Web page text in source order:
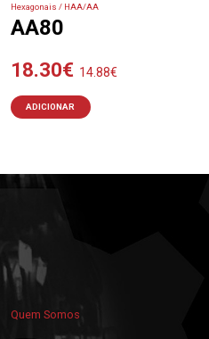
Hexagonais / HAA/AA
AA80
18.30€ 14.88€
ADICIONAR
Quem Somos